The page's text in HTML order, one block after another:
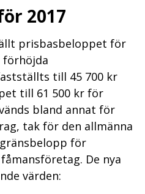
2017
prisbasbeloppet för
förhöjda
till 45 700 kr
till 61 500 kr för
bland annat för
tak för den allmänna
för
De nya
värden: